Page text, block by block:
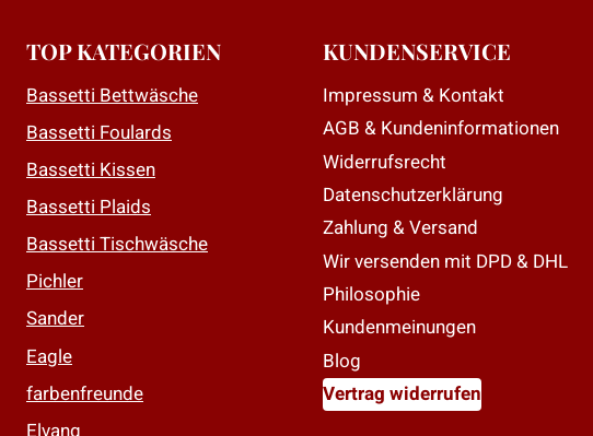
Die
können
auf
der
gewählt
werden
Die
können
auf
der
Produktseite
gewählt
werden
TOP KATEGORIEN
Bassetti Bettwäsche
Bassetti Foulards
Bassetti Kissen
Bassetti Plaids
Bassetti Tischwäsche
Pichler
Sander
Eagle
farbenfreunde
KUNDENSERVICE
Impressum & Kontakt
AGB & Kundeninformationen
Widerrufsrecht
Datenschutzerklärung
Zahlung & Versand
Wir versenden mit DPD & DHL
Philosophie
Kundenmeinungen
Blog
Vertrag widerrufen